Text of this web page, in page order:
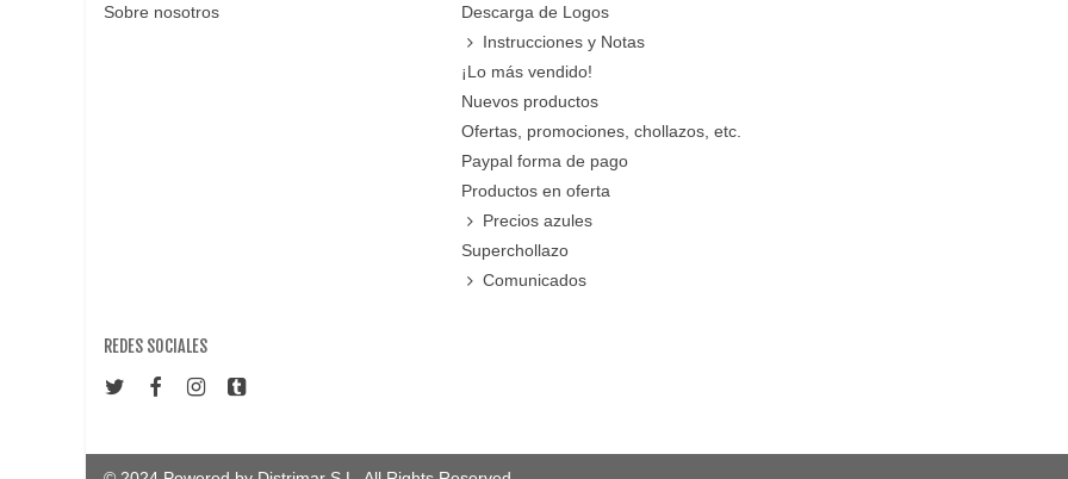
Sobre nosotros
Descarga de Logos
Instrucciones y Notas
¡Lo más vendido!
Nuevos productos
Ofertas, promociones, chollazos, etc.
Paypal forma de pago
Productos en oferta
Precios azules
Superchollazo
Comunicados
REDES SOCIALES